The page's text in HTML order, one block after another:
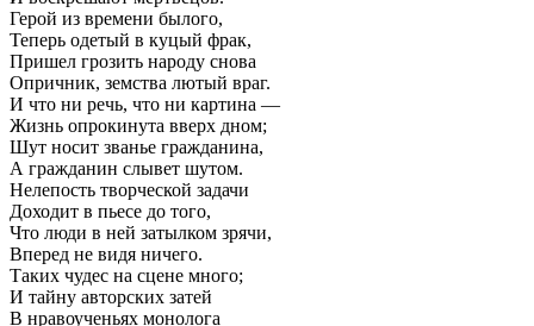
Герой из времени былого,
Теперь одетый в куцый фрак,
Пришел грозить народу снова
Опричник, земства лютый враг.
И что ни речь, что ни картина —
Жизнь опрокинута вверх дном;
Шут носит званье гражданина,
А гражданин слывет шутом.
Нелепость творческой задачи
Доходит в пьесе до того,
Что люди в ней затылком зрячи,
Вперед не видя ничего.
Таких чудес на сцене много;
И тайну авторских затей
В нравоученьях монолога